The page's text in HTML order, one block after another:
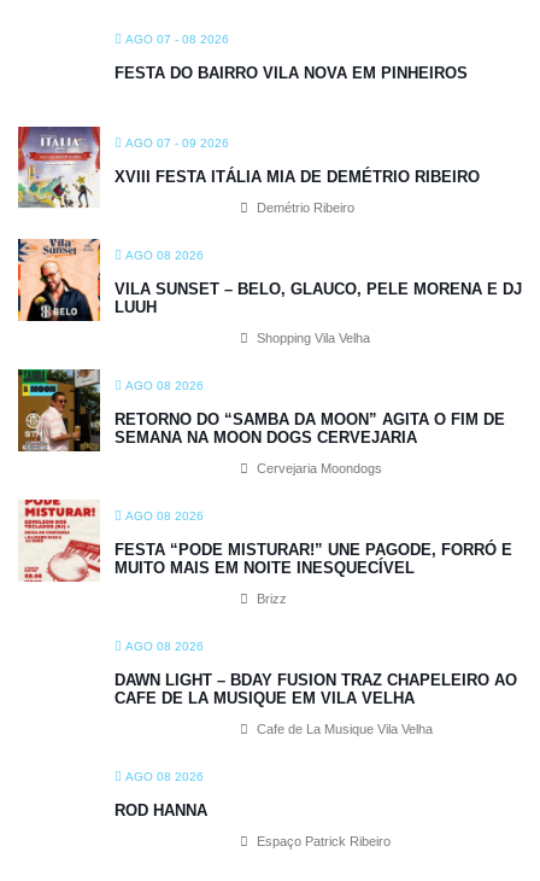
AGO 07 - 08 2026
FESTA DO BAIRRO VILA NOVA EM PINHEIROS
AGO 07 - 09 2026
XVIII FESTA ITÁLIA MIA DE DEMÉTRIO RIBEIRO
Demétrio Ribeiro
AGO 08 2026
VILA SUNSET – BELO, GLAUCO, PELE MORENA E DJ
LUUH
Shopping Vila Velha
AGO 08 2026
RETORNO DO “SAMBA DA MOON” AGITA O FIM DE
SEMANA NA MOON DOGS CERVEJARIA
Cervejaria Moondogs
AGO 08 2026
FESTA “PODE MISTURAR!” UNE PAGODE, FORRÓ E
MUITO MAIS EM NOITE INESQUECÍVEL
Brizz
AGO 08 2026
DAWN LIGHT – BDAY FUSION TRAZ CHAPELEIRO AO
CAFE DE LA MUSIQUE EM VILA VELHA
Cafe de La Musique Vila Velha
AGO 08 2026
ROD HANNA
Espaço Patrick Ribeiro